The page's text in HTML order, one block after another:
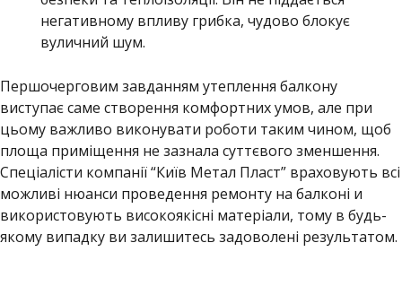
негативному впливу грибка, чудово блокує
вуличний шум.
Першочерговим завданням утеплення балкону
виступає саме створення комфортних умов, але при
цьому важливо виконувати роботи таким чином, щоб
площа приміщення не зазнала суттєвого зменшення.
Спеціалісти компанії “Київ Метал Пласт” враховують всі
можливі нюанси проведення ремонту на балконі и
використовують високоякісні матеріали, тому в будь-
якому випадку ви залишитесь задоволені результатом.